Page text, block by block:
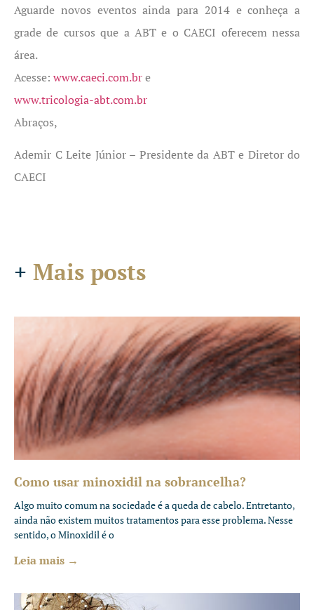
Aguarde novos eventos ainda para 2014 e conheça a
grade de cursos que a ABT e o CAECI oferecem nessa
área.
Acesse: www.caeci.com.bre
www.tricologia-abt.com.br
Abraços,
Ademir C Leite Júnior – Presidente da ABT e Diretor do
CAECI
+ Mais posts
Como usar minoxidil na sobrancelha?
Algo muito comum na sociedade é a queda de cabelo. Entretanto,
ainda não existem muitos tratamentos para esse problema. Nesse
sentido, o Minoxidil é o
Leia mais →